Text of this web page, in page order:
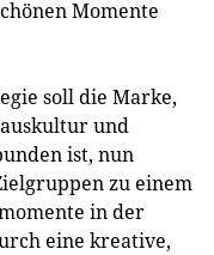
Momente
soll die Marke,
und
ist, nun
zu einem
in der
eine kreative,